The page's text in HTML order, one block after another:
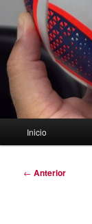
Inicio
Navegación
← Anterior